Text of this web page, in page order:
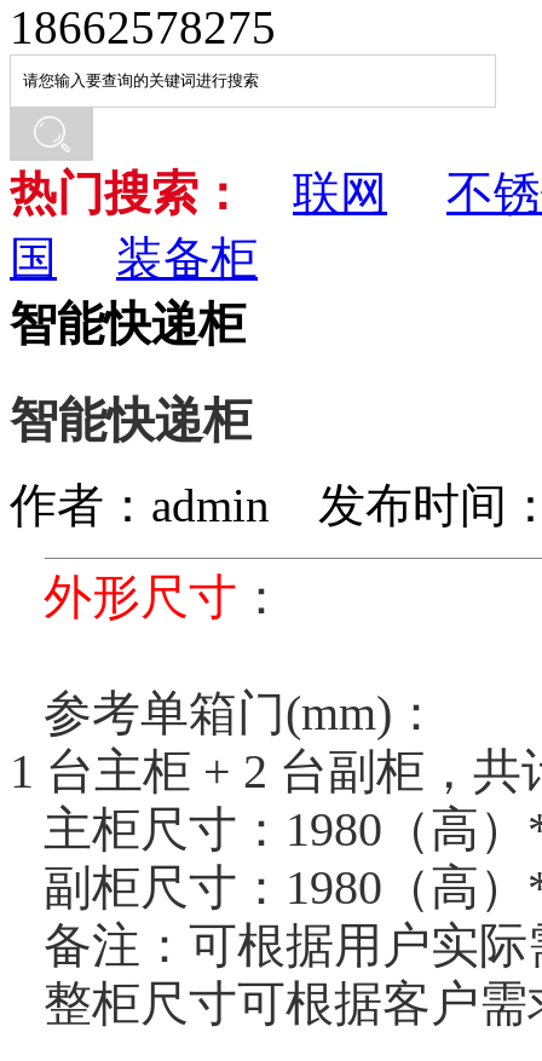
18662578275
热门搜索： 联网
不
国
装备柜
智能快递柜
智能快递柜
作者：admin 发布时间
外形尺寸 ：
参考单箱门(mm)：
1 台主柜 + 2 台副柜，共
主柜尺寸：1980（高
副柜尺寸：1980（高
备注：可根据用户实
整柜尺寸可根据客户